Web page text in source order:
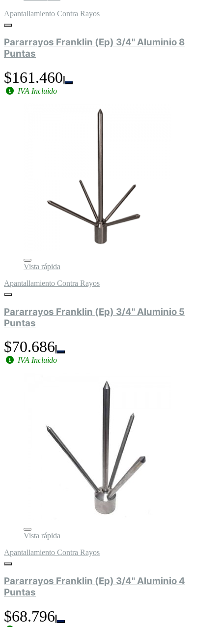
Apantallamiento Contra Rayos
Pararrayos Franklin (Ep) 3/4" Aluminio 8
Puntas
$161.460
IVA Incluido
Vista rápida
Apantallamiento Contra Rayos
Pararrayos Franklin (Ep) 3/4" Aluminio 5
Puntas
$70.686
IVA Incluido
Vista rápida
Apantallamiento Contra Rayos
Pararrayos Franklin (Ep) 3/4" Aluminio 4
Puntas
$68.796